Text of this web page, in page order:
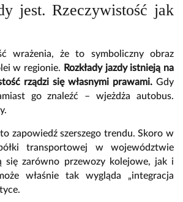
jest. Rzeczywistość jak
wrażenia, że to symboliczny obraz
w regionie. Rozkłady jazdy istnieją na
rządzi się własnymi prawami. Gdy
go znaleźć – wjeżdża autobus.
zapowiedź szerszego trendu. Skoro w
transportowej w województwie
się zarówno przewozy kolejowe, jak i
właśnie tak wygląda „integracja